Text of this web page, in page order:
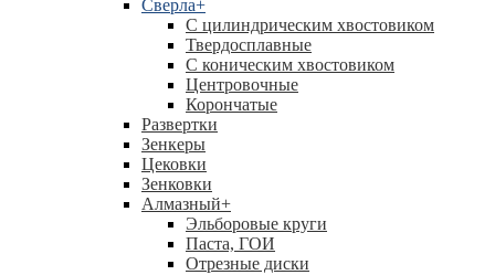
Сверла+
С цилиндрическим хвостовиком
Твердосплавные
С коническим хвостовиком
Центровочные
Корончатые
Развертки
Зенкеры
Цековки
Зенковки
Алмазный+
Эльборовые круги
Паста, ГОИ
Отрезные диски